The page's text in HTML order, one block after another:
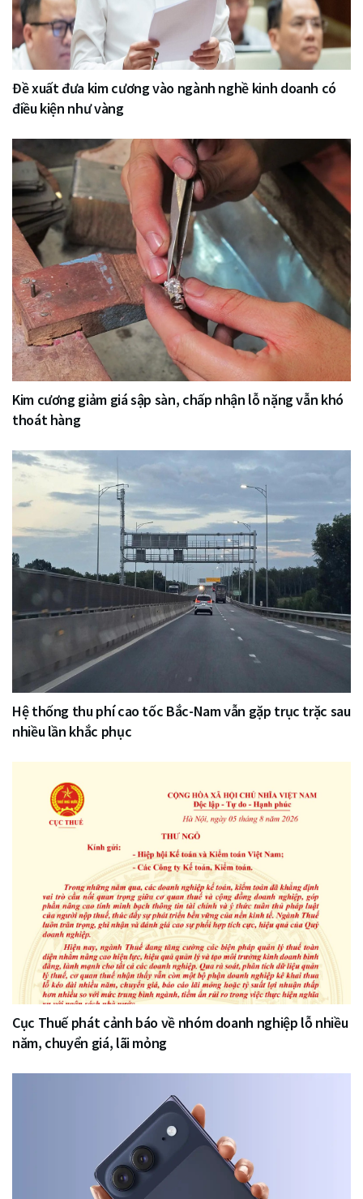
Đề xuất đưa kim cương vào ngành nghề kinh doanh có
điều kiện như vàng
Kim cương giảm giá sập sàn, chấp nhận lỗ nặng vẫn khó
thoát hàng
Hệ thống thu phí cao tốc Bắc-Nam vẫn gặp trục trặc sau
nhiều lần khắc phục
Cục Thuế phát cảnh báo về nhóm doanh nghiệp lỗ nhiều
năm, chuyển giá, lãi mỏng